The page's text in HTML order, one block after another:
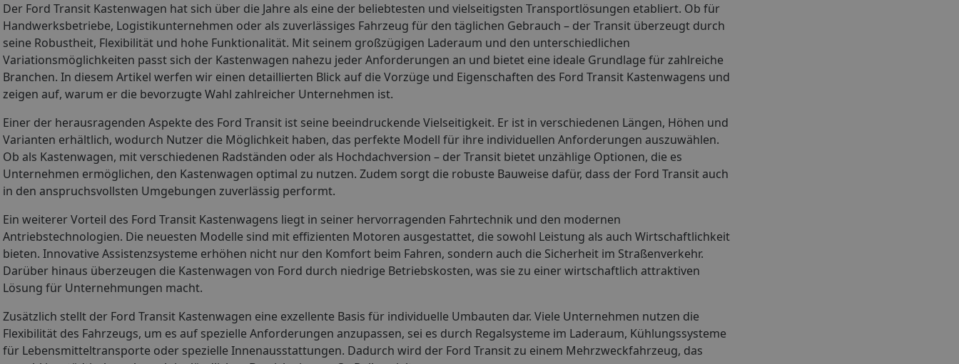
Der Ford Transit Kastenwagen hat sich über die Jahre als eine der beliebtesten und vielseitigsten Transportlösungen etabliert. Ob für
Handwerksbetriebe, Logistikunternehmen oder als zuverlässiges Fahrzeug für den täglichen Gebrauch – der Transit überzeugt durch
seine Robustheit, Flexibilität und hohe Funktionalität. Mit seinem großzügigen Laderaum und den unterschiedlichen
Variationsmöglichkeiten passt sich der Kastenwagen nahezu jeder Anforderungen an und bietet eine ideale Grundlage für zahlreiche
Branchen. In diesem Artikel werfen wir einen detaillierten Blick auf die Vorzüge und Eigenschaften des Ford Transit Kastenwagens und
zeigen auf, warum er die bevorzugte Wahl zahlreicher Unternehmen ist.
Einer der herausragenden Aspekte des Ford Transit ist seine beeindruckende Vielseitigkeit. Er ist in verschiedenen Längen, Höhen und
Varianten erhältlich, wodurch Nutzer die Möglichkeit haben, das perfekte Modell für ihre individuellen Anforderungen auszuwählen.
Ob als Kastenwagen, mit verschiedenen Radständen oder als Hochdachversion – der Transit bietet unzählige Optionen, die es
Unternehmen ermöglichen, den Kastenwagen optimal zu nutzen. Zudem sorgt die robuste Bauweise dafür, dass der Ford Transit auch
in den anspruchsvollsten Umgebungen zuverlässig performt.
Ein weiterer Vorteil des Ford Transit Kastenwagens liegt in seiner hervorragenden Fahrtechnik und den modernen
Antriebstechnologien. Die neuesten Modelle sind mit effizienten Motoren ausgestattet, die sowohl Leistung als auch Wirtschaftlichkeit
bieten. Innovative Assistenzsysteme erhöhen nicht nur den Komfort beim Fahren, sondern auch die Sicherheit im Straßenverkehr.
Darüber hinaus überzeugen die Kastenwagen von Ford durch niedrige Betriebskosten, was sie zu einer wirtschaftlich attraktiven
Lösung für Unternehmungen macht.
Zusätzlich stellt der Ford Transit Kastenwagen eine exzellente Basis für individuelle Umbauten dar. Viele Unternehmen nutzen die
Flexibilität des Fahrzeugs, um es auf spezielle Anforderungen anzupassen, sei es durch Regalsysteme im Laderaum, Kühlungssysteme
für Lebensmitteltransporte oder spezielle Innenausstattungen. Dadurch wird der Ford Transit zu einem Mehrzweckfahrzeug, das